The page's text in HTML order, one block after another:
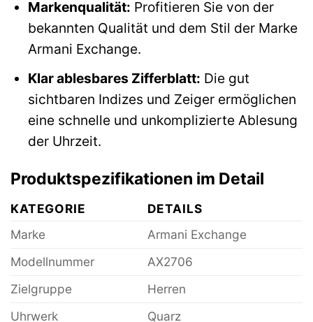
Markenqualität: Profitieren Sie von der
bekannten Qualität und dem Stil der Marke
Armani Exchange.
Klar ablesbares Zifferblatt: Die gut
sichtbaren Indizes und Zeiger ermöglichen
eine schnelle und unkomplizierte Ablesung
der Uhrzeit.
Produktspezifikationen im Detail
KATEGORIE
DETAILS
Marke
Armani Exchange
Modellnummer
AX2706
Zielgruppe
Herren
Uhrwerk
Quarz